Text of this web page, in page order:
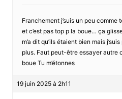
Franchement j’suis un peu comme
et c’est pas top p la boue… ça
m’a dit qu’ils étaient bien mais
plus. Faut peut-être essayer autre
boue Tu m’étonnes
19 juin 2025 à 2h11